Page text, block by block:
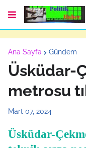
Ana Sayfa Gündem
Üsküdar-
metrosu
Mart 07, 2024
Üsküdar-